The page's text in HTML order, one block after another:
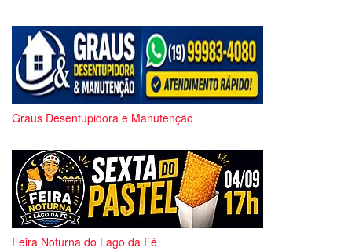
Graus Desentupidora e Manutenção
Feira Noturna do Lago da Fé